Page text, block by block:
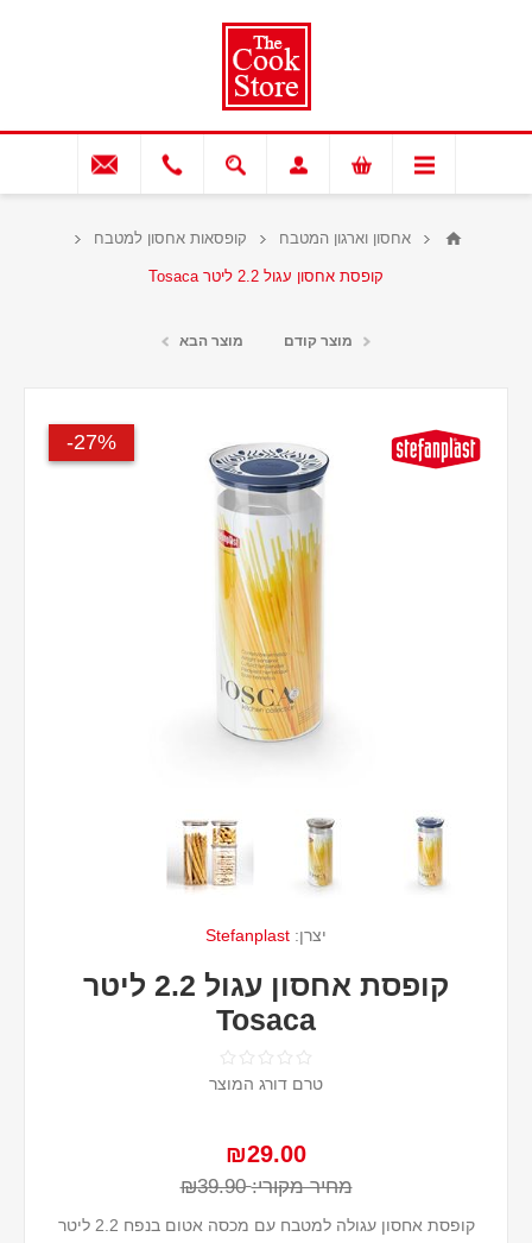
אחסון וארגון המטבח קופסאות אחסון למטבח
קופסת אחסון עגול 2.2 ליטר Tosaca
מוצר קודם מוצר הבא
27%-
יצרן: Stefanplast
קופסת אחסון עגול 2.2 ליטר
Tosaca
טרם דורג המוצר
₪29.00
מחיר מקורי: ₪39.90
קופסת אחסון עגולה למטבח עם מכסה אטום בנפח 2.2 ליטר